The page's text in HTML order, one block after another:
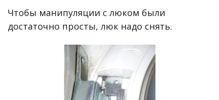
Чтобы манипуляции с люком были
достаточно просты, люк надо снять.